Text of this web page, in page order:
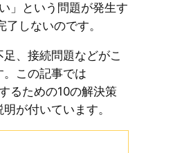
」という問題が発生す
しないのです。
、接続問題などがこ
この記事では
るための10の解決策
が付いています。